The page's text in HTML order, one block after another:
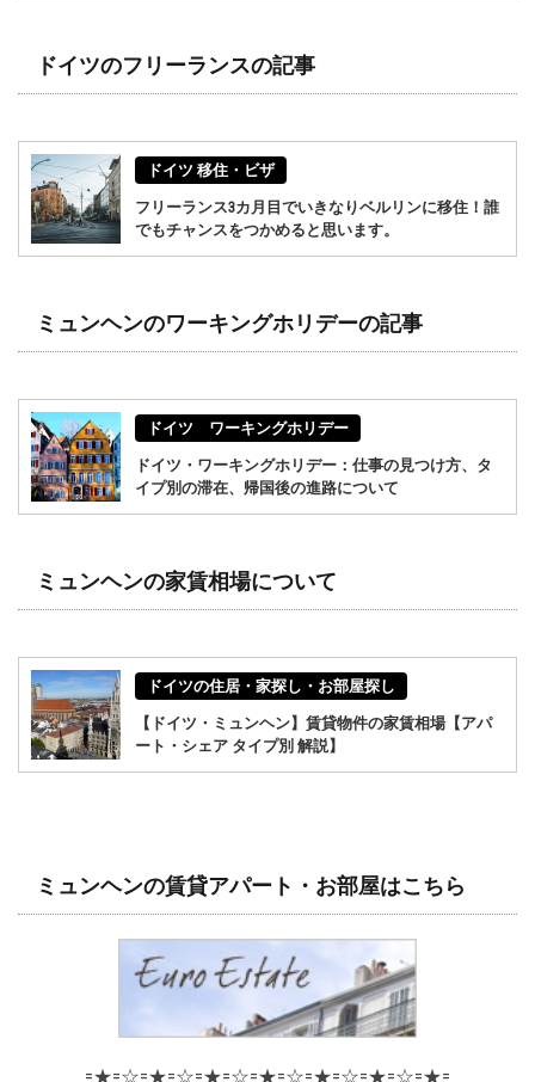
ドイツのフリーランスの記事
ドイツ 移住・ビザ
フリーランス3カ月目でいきなりベルリンに移住！誰
でもチャンスをつかめると思います。
ミュンヘンのワーキングホリデーの記事
ドイツ ワーキングホリデー
ドイツ・ワーキングホリデー：仕事の見つけ方、タ
イプ別の滞在、帰国後の進路について
ミュンヘンの家賃相場について
ドイツの住居・家探し・お部屋探し
【ドイツ・ミュンヘン】賃貸物件の家賃相場【アパ
ート・シェア タイプ別 解説】
ミュンヘンの賃貸アパート・お部屋はこちら
=★=☆=★=☆=★=☆=★=☆=★=☆=★=☆=★=